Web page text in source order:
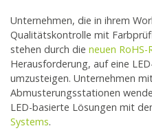
Unternehmen, die in ihrem
Qualitätskontrolle mit
stehen durch die neuen RoHS-
Herausforderung, auf eine
umzusteigen. Unternehmen
Abmusterungsstationen
LED-basierte Lösungen mit
Systems.